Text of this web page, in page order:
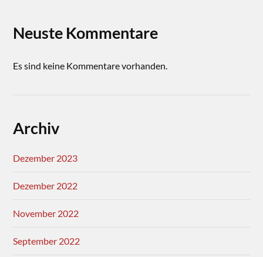
Neuste Kommentare
Es sind keine Kommentare vorhanden.
Archiv
Dezember 2023
Dezember 2022
November 2022
September 2022